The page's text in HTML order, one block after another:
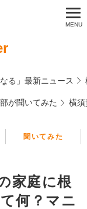
る」最新ニュース
が聞いてみた 横須
聞いてみた
家庭に根
何？マニ